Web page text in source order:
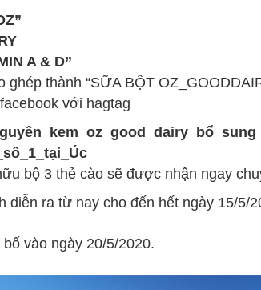
A & D”
ghép thành “SỮA BỘT
với hagtag
bộ 3 thẻ cào sẽ được nhận ngay
diễn ra từ nay cho đến hết ngày 15/5/
vào ngày 20/5/2020.